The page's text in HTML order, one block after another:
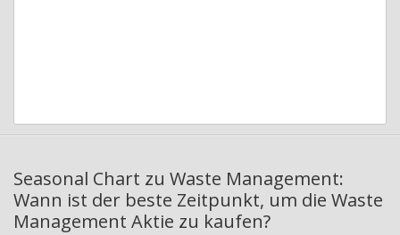
Seasonal Chart zu Waste Management:
Wann ist der beste Zeitpunkt, um die Waste
Management Aktie zu kaufen?